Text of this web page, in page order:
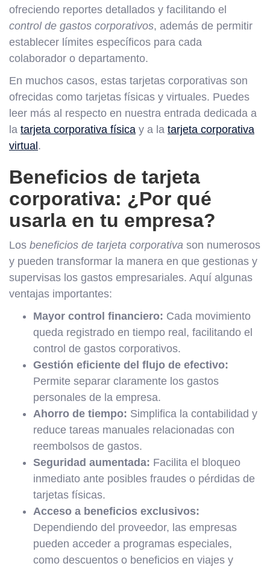
ofreciendo reportes detallados y facilitando el
control de gastos corporativos, además de permitir
establecer límites específicos para cada
colaborador o departamento.
En muchos casos, estas tarjetas corporativas son
ofrecidas como tarjetas físicas y virtuales. Puedes
leer más al respecto en nuestra entrada dedicada a
la tarjeta corporativa física y a la tarjeta corporativa
virtual.
Beneficios de tarjeta
corporativa: ¿Por qué
usarla en tu empresa?
Los beneficios de tarjeta corporativa son numerosos
y pueden transformar la manera en que gestionas y
supervisas los gastos empresariales. Aquí algunas
ventajas importantes:
Mayor control financiero: Cada movimiento
queda registrado en tiempo real, facilitando el
control de gastos corporativos.
Gestión eficiente del flujo de efectivo:
Permite separar claramente los gastos
personales de la empresa.
Ahorro de tiempo: Simplifica la contabilidad y
reduce tareas manuales relacionadas con
reembolsos de gastos.
Seguridad aumentada: Facilita el bloqueo
inmediato ante posibles fraudes o pérdidas de
tarjetas físicas.
Acceso a beneficios exclusivos:
Dependiendo del proveedor, las empresas
pueden acceder a programas especiales,
como descuentos o beneficios en viajes y